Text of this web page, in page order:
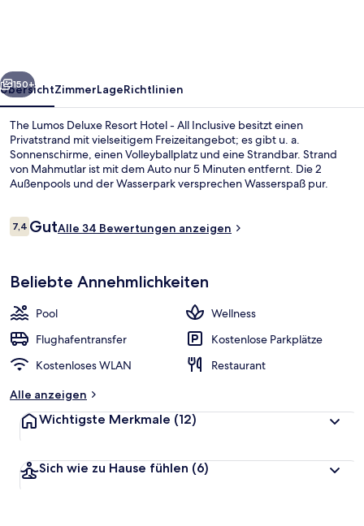
All
Inclusive
Weiter
150+
ÜbersichtZimmerLageRichtlinien
The Lumos Deluxe Resort Hotel - All Inclusive besitzt einen
Privatstrand mit vielseitigem Freizeitangebot; es gibt u. a.
Sonnenschirme, einen Volleyballplatz und eine Strandbar. Strand
von Mahmutlar ist mit dem Auto nur 5 Minuten entfernt. Die 2
Außenpools und der Wasserpark versprechen Wasserspaß pur.
Körperpeelings verwöhnen lassen. Das Gastronomieangebot
Bewertungen
7,47,4 von 10.
GutAlle 34 Bewertungen anzeigen
Beliebte Annehmlichkeiten
Pool
Wellness
Flughafentransfer
Kostenlose Parkplätze
Kostenloses WLAN
Restaurant
Alle anzeigen
Wichtigste Merkmale (12)
Sich wie zu Hause fühlen (6)